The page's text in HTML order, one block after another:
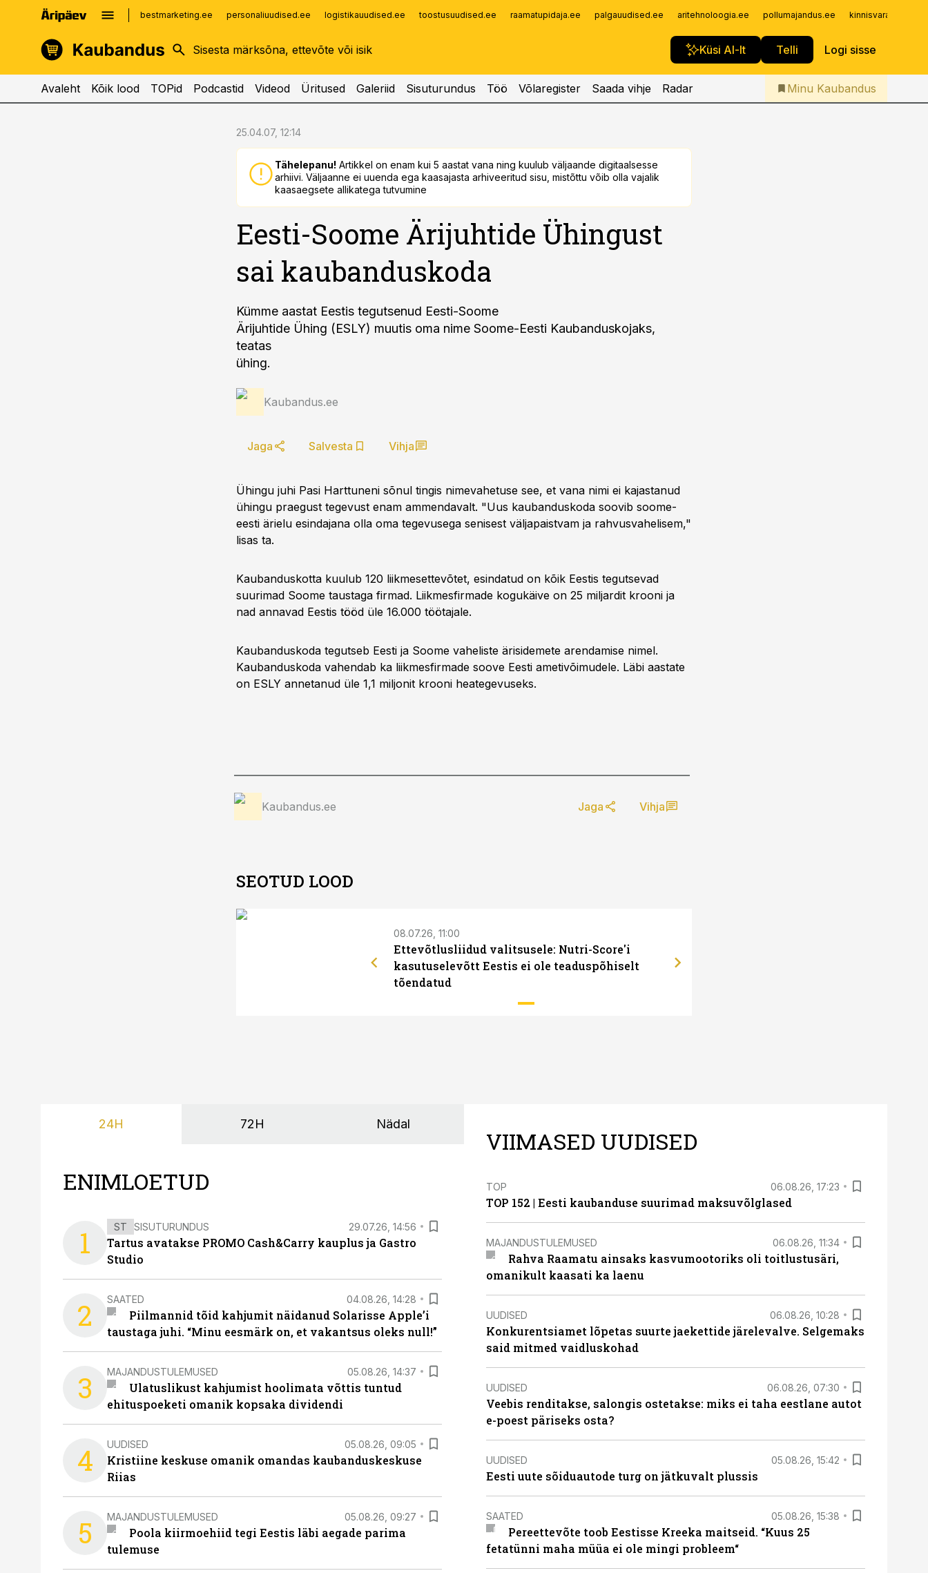
bestmarketing.ee personaliuudised.ee logistikauudised.ee toostusuudised.ee raamatupidaja.ee palgauudised.ee aritehnoloogia.ee pollumajandus.ee
Küsi AI-lt Telli Logi sisse
kinnisvarauudised.ee
logistikauudised.ee
imelineajalugu.ee
Infopank
Iseteenindus
Telli Kaubandus
Avaleht Kõik lood TOPid Podcastid Videod Üritused Galeriid Sisuturundus Töö Võlaregister Saada vihje Radar Minu Kaubandus
25.04.07, 12:14
Tähelepanu! Artikkel on enam kui 5 aastat vana ning kuulub väljaande digitaalsesse
arhiivi. Väljaanne ei uuenda ega kaasajasta arhiveeritud sisu, mistõttu võib olla vajalik
kaasaegsete allikatega tutvumine
Eesti-Soome Ärijuhtide Ühingust
sai kaubanduskoda
Kümme aastat Eestis tegutsenud Eesti-Soome
Ärijuhtide Ühing (ESLY) muutis oma nime Soome-Eesti Kaubanduskojaks,
teatas
ühing.
Kaubandus.ee
Jaga Salvesta Vihja
Ühingu juhi Pasi Harttuneni sõnul tingis nimevahetuse see, et vana nimi ei kajastanud
ühingu praegust tegevust enam ammendavalt. "Uus kaubanduskoda soovib soome-
eesti ärielu esindajana olla oma tegevusega senisest väljapaistvam ja rahvusvahelisem,"
lisas ta.
Kaubanduskotta kuulub 120 liikmesettevõtet, esindatud on kõik Eestis tegutsevad
suurimad Soome taustaga firmad. Liikmesfirmade kogukäive on 25 miljardit krooni ja
nad annavad Eestis tööd üle 16.000 töötajale.
Kaubanduskoda tegutseb Eesti ja Soome vaheliste ärisidemete arendamise nimel.
Kaubanduskoda vahendab ka liikmesfirmade soove Eesti ametivõimudele. Läbi aastate
on ESLY annetanud üle 1,1 miljonit krooni heategevuseks.
Kaubandus.ee Jaga Vihja
SEOTUD LOOD
08.07.26, 11:00
Ettevõtlusliidud valitsusele: Nutri-Score'i
kasutuselevõtt Eestis ei ole teaduspõhiselt
tõendatud
24H 72H Nädal
ENIMLOETUD
1 ST SISUTURUNDUS 29.07.26, 14:56
Tartus avatakse PROMO Cash&Carry kauplus ja Gastro
Studio
2 SAATED 04.08.26, 14:28
Piilmannid tõid kahjumit näidanud Solarisse Apple’i
taustaga juhi. “Minu eesmärk on, et vakantsus oleks null!”
3 MAJANDUSTULEMUSED 05.08.26, 14:37
Ulatuslikust kahjumist hoolimata võttis tuntud
ehituspoeketi omanik kopsaka dividendi
4 UUDISED 05.08.26, 09:05
Kristiine keskuse omanik omandas kaubanduskeskuse
Riias
5 MAJANDUSTULEMUSED 05.08.26, 09:27
Poola kiirmoehiid tegi Eestis läbi aegade parima
tulemuse
VIIMASED UUDISED
TOP 06.08.26, 17:23
TOP 152 | Eesti kaubanduse suurimad maksuvõlglased
MAJANDUSTULEMUSED 06.08.26, 11:34
Rahva Raamatu ainsaks kasvumootoriks oli toitlustusäri,
omanikult kaasati ka laenu
UUDISED 06.08.26, 10:28
Konkurentsiamet lõpetas suurte jaekettide järelevalve. Selgemaks
said mitmed vaidluskohad
UUDISED 06.08.26, 07:30
Veebis renditakse, salongis ostetakse: miks ei taha eestlane autot
e-poest päriseks osta?
UUDISED 05.08.26, 15:42
Eesti uute sõiduautode turg on jätkuvalt plussis
SAATED 05.08.26, 15:38
Pereettevõte toob Eestisse Kreeka maitseid. “Kuus 25
fetatünni maha müüa ei ole mingi probleem“